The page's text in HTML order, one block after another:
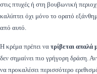
στις πτυχές ή στη βουβωνική
καλύπτει όχι μόνο το ορατό
από αυτό.
Η κρέμα πρέπει να τρίβεται απαλά
δεν σημαίνει πιο γρήγορη δράση.
να προκαλέσει περισσότερο